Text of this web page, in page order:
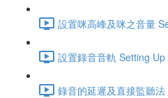
設置咪高峰及咪之音量
設置錄音音軌 Setting
錄音的延遲及直接監聽